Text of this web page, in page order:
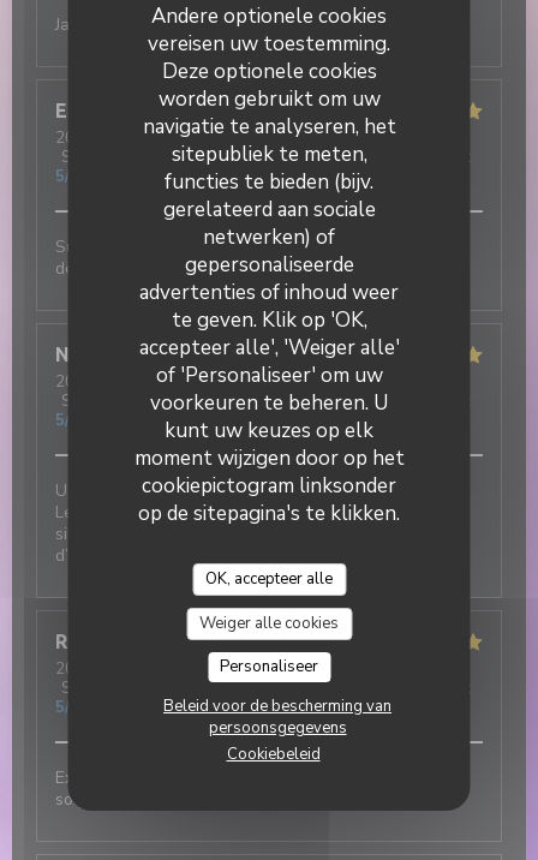
Andere optionele cookies
vereisen uw toestemming.
Deze optionele cookies
worden gebruikt om uw
navigatie te analyseren, het
sitepubliek te meten,
functies te bieden (bijv.
gerelateerd aan sociale
netwerken) of
gepersonaliseerde
advertenties of inhoud weer
te geven. Klik op 'OK,
accepteer alle', 'Weiger alle'
of 'Personaliseer' om uw
voorkeuren te beheren. U
kunt uw keuzes op elk
moment wijzigen door op het
cookiepictogram linksonder
op de sitepagina's te klikken.
OK, accepteer alle
Weiger alle cookies
Personaliseer
Beleid voor de bescherming van
persoonsgegevens
Cookiebeleid
Jamais déçu !! Excellent
Elisa
2026-07-31 - 19:30 - Gasten 3
Service
Atmosfeer:5/5 Keuken: 5/5 Kwaliteit / Prijs
:
5/5
Super ambiance, service impeccable et tout est
délicieux !!!
Nicolas
T
2026-07-31
- 12:30 - Gasten 2
Service
Atmosfeer:5/5 Keuken:5/5 Kwaliteit / Prijs
:
5/5
Une excellente adresse italienne au cœur du village !
Les plats sont délicieux et le service est tout
simplement incroyable : chaleureux, attentionné et
d’une grande gentillesse.
Robert
2026-07-31
- 12:00 - Gasten 3
Service
Atmosfeer:5/5 Keuken:
:
5/5
Excellent et authentique restaurant italien. Cuisine
soignée et de très bonne qualité
DUETTO